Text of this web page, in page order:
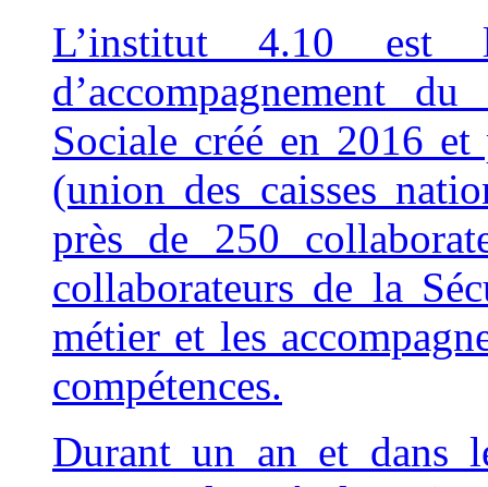
L’institut 4.10
d’accompagnement
Sociale créé en 2016
(union des caisses
près de 250
collaborateurs de la
métier et les
compétences.
Durant un an et dans